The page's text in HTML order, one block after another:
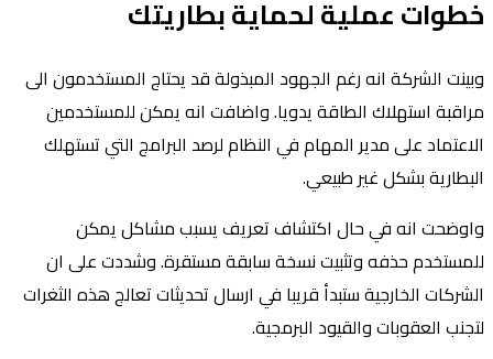
خطوات عملية لحماية بطاريتك
وبينت الشركة انه رغم الجهود المبذولة قد يحتاج المستخدمون الى
مراقبة استهلاك الطاقة يدويا. واضافت انه يمكن للمستخدمين
الاعتماد على مدير المهام في النظام لرصد البرامج التي تستهلك
البطارية بشكل غير طبيعي.
واوضحت انه في حال اكتشاف تعريف يسبب مشاكل يمكن
للمستخدم حذفه وتثبيت نسخة سابقة مستقرة. وشددت على ان
الشركات الخارجية ستبدأ قريبا في ارسال تحديثات تعالج هذه الثغرات
لتجنب العقوبات والقيود البرمجية.